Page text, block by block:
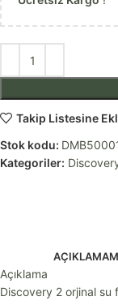
Takip Listesine
Stok kodu:
Kategoriler:
AÇIKLAMA
Açıklama
Discovery 2 orjinal su